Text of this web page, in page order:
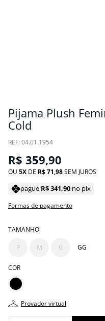
Pijama Plush
Cold
: 04.01.1954
R$ 359,90
OU 5 DE R$71,98SEM JUROS
pague R$341,90 no pix
Formas de pagamento
TAMANHO
P M G GG
COR
provador virtual